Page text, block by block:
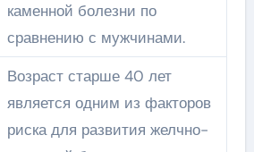
каменной болезни по
сравнению с мужчинами.
Возраст старше 40 лет
является одним из факторов
риска для развития желчно-